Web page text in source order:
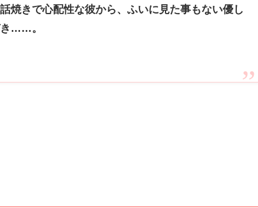
焼きで心配性な彼から、ふいに見た事もない優し
き……。